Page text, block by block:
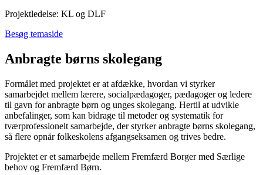
Projektledelse: KL og DLF
Besøg temaside
Anbragte børns skolegang
Formålet med projektet er at afdække, hvordan vi styrker
samarbejdet mellem lærere, socialpædagoger, pædagoger og ledere
til gavn for anbragte børn og unges skolegang. Hertil at udvikle
anbefalinger, som kan bidrage til metoder og systematik for
tværprofessionelt samarbejde, der styrker anbragte børns skolegang,
så flere opnår folkeskolens afgangseksamen og trives bedre.
Projektet er et samarbejde mellem Fremfærd Borger med Særlige
behov og Fremfærd Børn.